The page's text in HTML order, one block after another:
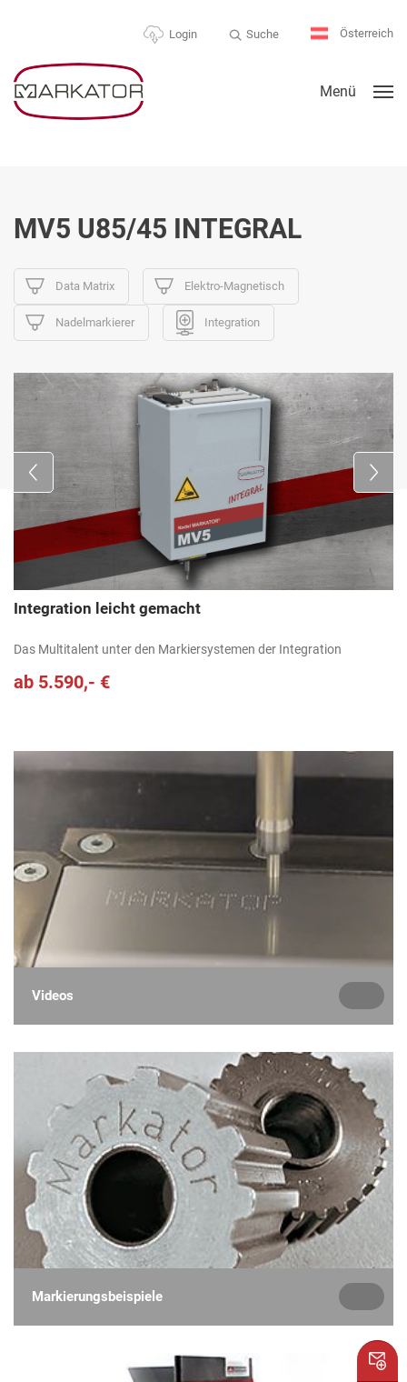
Login Suche Österreich
Menü
MV5 U85/45 INTEGRAL
Data Matrix Elektro-Magnetisch
Nadelmarkierer Integration
Integration leicht gemacht
Das Multitalent unter den Markiersystemen der Integration
ab 5.590,- €
Videos
Markierungsbeispiele